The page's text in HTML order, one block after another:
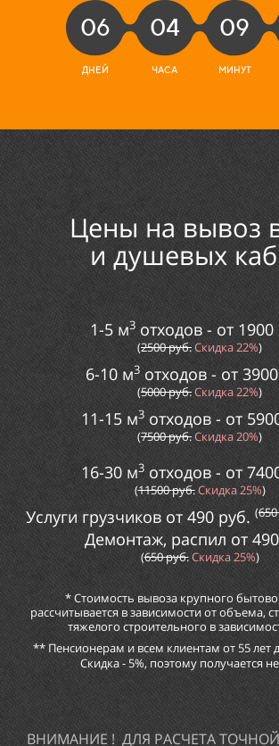
06 04 09
ДНЕЙ ЧАСА МИНУТ
Цены на вывоз
и душевых
1-5 м3отходов - от 1900
(2500руб.Скидка22%)
6-10 м3 отходов- от 3900
(5000руб.Скидка22%)
11-15 м3 отходов- от5
(7500руб.Скидка20%)
16-30 м3 отходов- от74
(11500руб.Скидка25%)
Услуги грузчиков от 490 руб. (650
Демонтаж, распил от 490
(650руб.Скидка25%)
* Стоимость вывоза крупного
рассчитывается в зависимости от объема,
тяжелого строительного в
** Пенсионерам и всем клиентам от 55 лет
Скидка - 5%, поэтому получается
ВНИМАНИЕ ! ДЛЯ РАСЧЕТА